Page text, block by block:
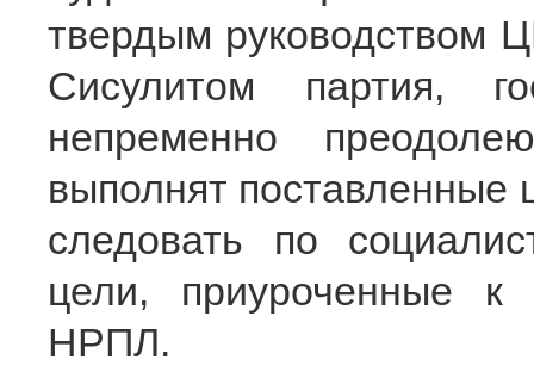
твердым руководством
Сисулитом партия,
непременно
выполнят поставленные
следовать по
цели, приуроченные
НРПЛ.